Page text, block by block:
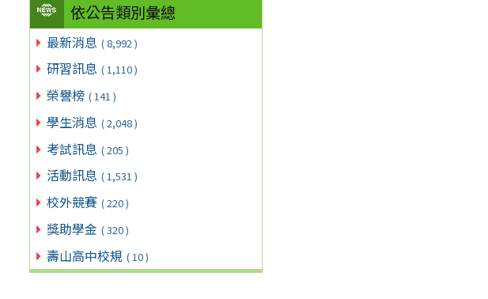
依公告類別彙總
最新消息 ( 8,992 )
研習訊息 ( 1,110 )
榮譽榜 ( 141 )
學生消息 ( 2,048 )
考試訊息 ( 205 )
活動訊息 ( 1,531 )
校外競賽 ( 220 )
獎助學金 ( 320 )
壽山高中校規 ( 10 )